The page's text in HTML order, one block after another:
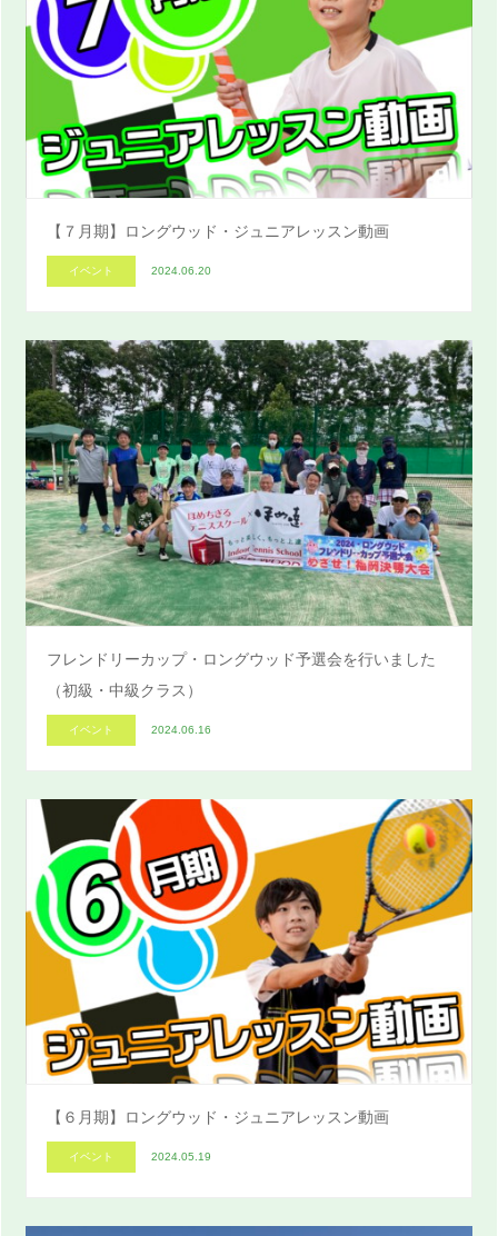
【７月期】ロングウッド・ジュニアレッスン動画
イベント 2024.06.20
フレンドリーカップ・ロングウッド予選会を行いました
（初級・中級クラス）
イベント 2024.06.16
【６月期】ロングウッド・ジュニアレッスン動画
イベント 2024.05.19